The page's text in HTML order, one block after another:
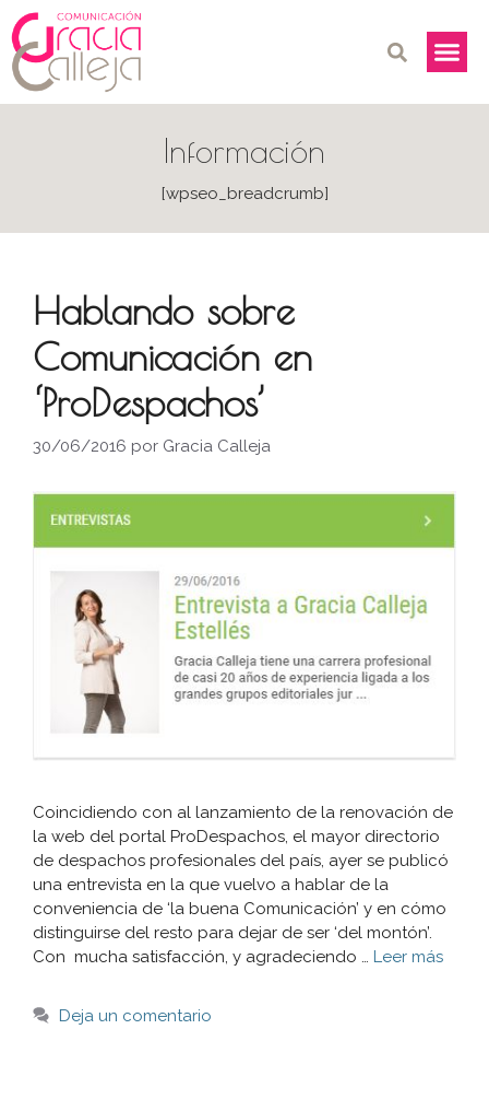
Información
[wpseo_breadcrumb]
Hablando sobre
Comunicación en
‘ProDespachos’
30/06/2016 por Gracia Calleja
Coincidiendo con al lanzamiento de la renovación de
la web del portal ProDespachos, el mayor directorio
de despachos profesionales del país, ayer se publicó
una entrevista en la que vuelvo a hablar de la
conveniencia de ‘la buena Comunicación’ y en cómo
distinguirse del resto para dejar de ser ‘del montón’.
Con mucha satisfacción, y agradeciendo … Leer más
Deja un comentario